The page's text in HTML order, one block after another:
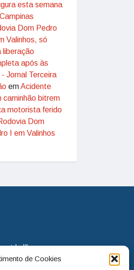
de Cookies
esta semana
Dom Pedro
Valinhos, só
liberação
após às
- Jornal Terceira
emAcidente
caminhão bitrem
motorista ferido
Dom
I em Valinhos
cidadãos
o papel